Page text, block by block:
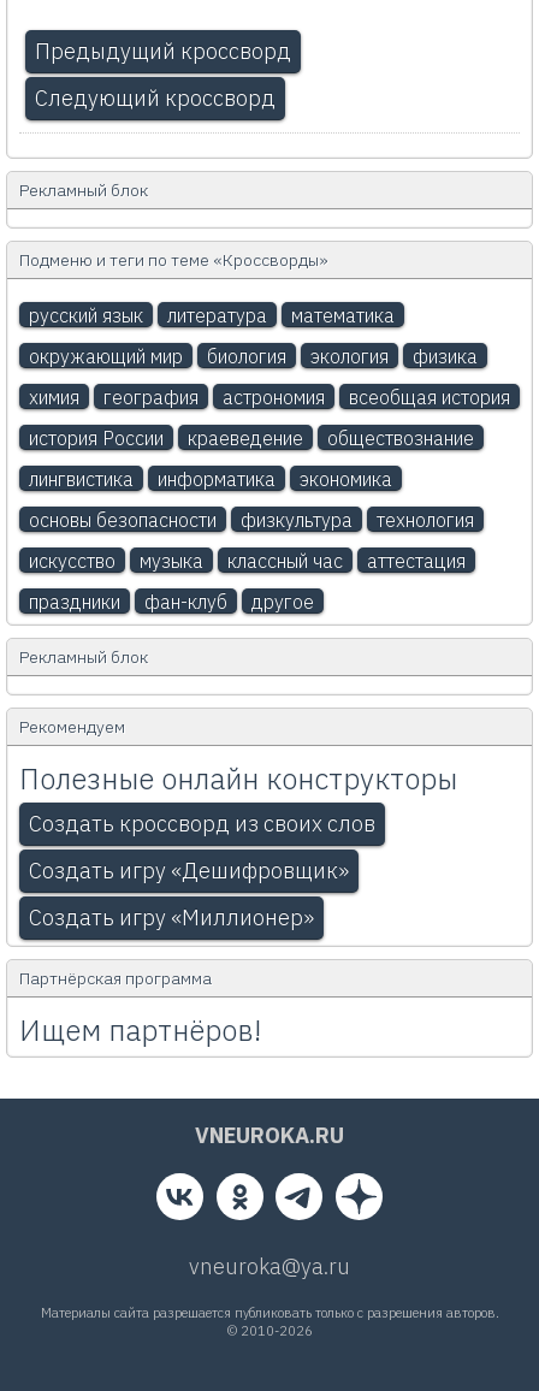
Предыдущий кроссворд
Следующий кроссворд
Рекламный блок
Подменю и теги по теме «Кроссворды»
русский язык литература
математика
окружающий мир
биология экология
физика
химия
география астрономия
всеобщая история
история России
краеведение
обществознание
лингвистика
информатика
экономика
основы безопасности
физкультура
технология
искусство
музыка классный час
аттестация
праздники
фан-клуб другое
Рекламный блок
Рекомендуем
Полезные онлайн конструкторы
Создать кроссворд из своих слов
Создать игру «Дешифровщик»
Создать игру «Миллионер»
Партнёрская программа
Ищем партнёров!
VNEUROKA.RU
vneuroka@ya.ru
Материалы сайта разрешается публиковать только с разрешения авторов.
© 2010-2026